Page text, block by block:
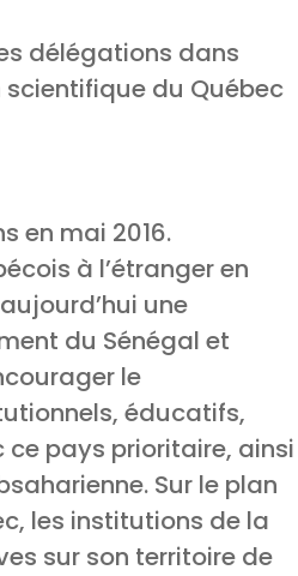
délégations dans
du Québec
en mai 2016.
à l’étranger en
une
du Sénégal et
le
éducatifs,
pays prioritaire, ainsi
Sur le plan
les institutions de la
sur son territoire de